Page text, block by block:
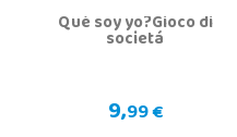
Què soy yo?Gioco di
societá
9,99 €